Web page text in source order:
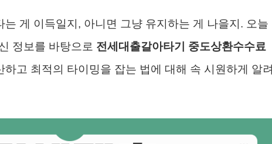
게 이득일지, 아니면 그냥 유지하는 게 나을지. 오늘
정보를 바탕으로 전세대출갈아타기 중도상환수수료
고 최적의 타이밍을 잡는 법에 대해 속 시원하게 알려